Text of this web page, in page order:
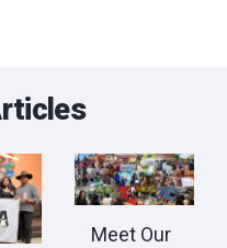
Meet Our